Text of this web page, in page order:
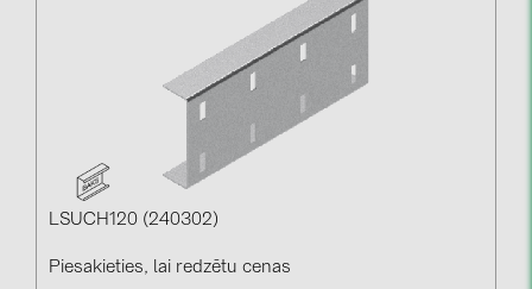
LSUCH120 (240302)
Piesakieties, lai redzētu cenas